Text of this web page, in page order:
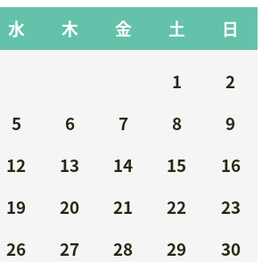
水 木 金 土 日
1
2
5 6 7 8
9
12 13 14 15
16
19 20 21 22
23
26 27 28 29
30